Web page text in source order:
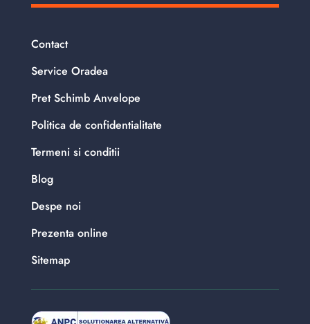
Contact
Service Oradea
Pret Schimb Anvelope
Politica de confidentialitate
Termeni si conditii
Blog
Despe noi
Prezenta online
Sitemap